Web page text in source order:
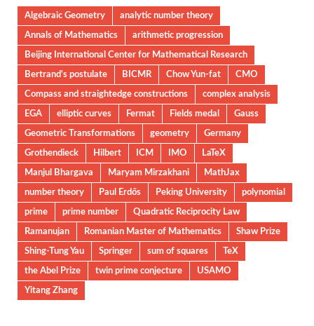
Algebraic Geometry
analytic number theory
Annals of Mathematics
arithmetic progression
Beijing International Center for Mathematical Research
Bertrand's postulate
BICMR Chow Yun-fat
CMO
Compass and straightedge constructions
complex analysis
EGA
elliptic curves Fermat Fields medal
Gauss
Geometric Transformations
geometry
Germany
Grothendieck
Hilbert ICM IMO
LaTeX
Manjul Bhargava
Maryam Mirzakhani
MathJax
number theory
Paul Erdős Peking University
polynomial
prime
prime number
Quadratic Reciprocity Law
Ramanujan
Romanian Master of Mathematics
Shaw Prize
Shing-Tung Yau
Springer sum of squares
TeX
the Abel Prize
twin prime conjecture
USAMO
Yitang Zhang